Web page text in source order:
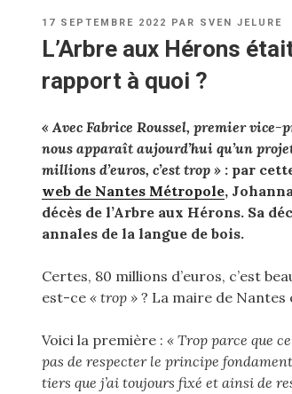
PUBLIÉ
17 SEPTEMBRE 2022 PAR SVEN JELURE
L’Arbre aux Hérons
rapport à quoi ?
« Avec Fabrice Roussel, premiervice-
nous apparaît aujourd’hui qu’un
millions d’euros, c’est trop » : par
web de Nantes Métropole,
décès de l’Arbre aux Hérons. Sa
annales de la langue de bois.
Certes, 80 millions d’euros, c’est
est-ce « trop » ? La maire de Nantes
Voici la première : « Trop parce que
pas de respecter le principe
tiers que j’ai toujours fixé et ainsi de